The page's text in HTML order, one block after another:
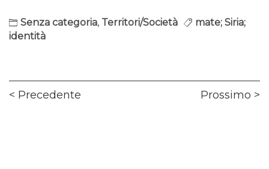
Senza categoria, Territori/Società
mate; Siria;
identità
Navigazione
Precedente Prossimo